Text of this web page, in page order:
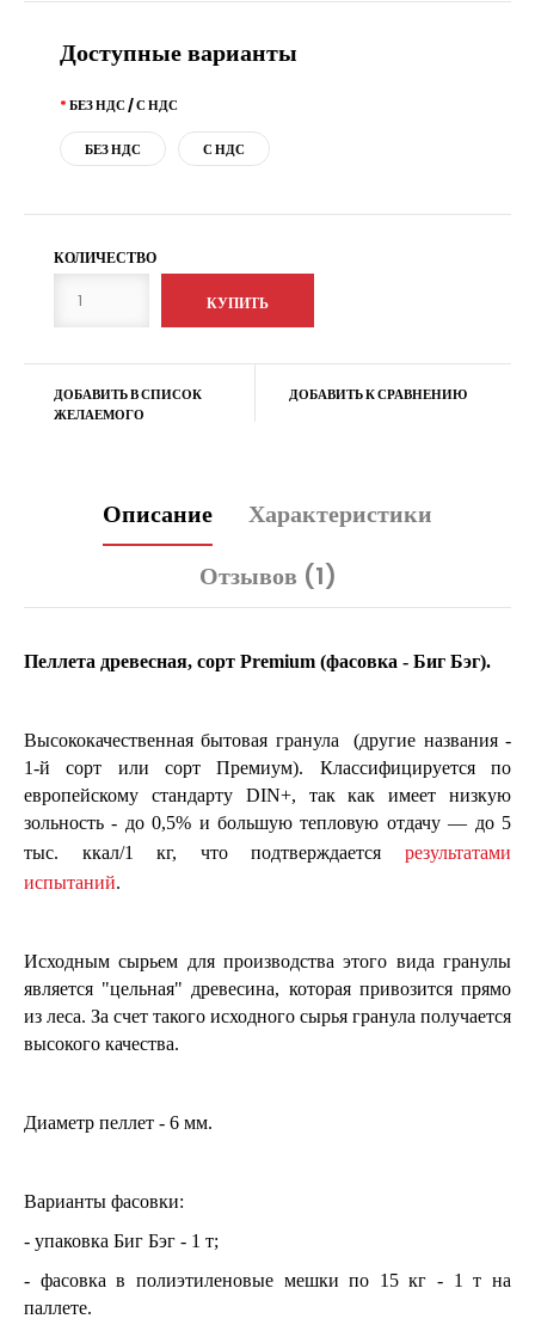
Доступные варианты
БЕЗ НДС / С НДС
БЕЗ НДС С НДС
КОЛИЧЕСТВО
ДОБАВИТЬ В СПИСОК
ЖЕЛАЕМОГО
ДОБАВИТЬ К СРАВНЕНИЮ
Описание
Характеристики
Отзывов (1)
Пеллета древесная, сорт Premium (фасовка - Биг Бэг).
Высококачественная бытовая гранула
(другие названия -
1-й сорт или сорт Премиум). Классифицируется по
европейскому стандарту DIN+, так как имеет низкую
зольность - до 0,5% и большую тепловую отдачу — до 5
тыс. ккал/1 кг, что подтверждается результатами
испытаний.
Исходным сырьем для производства этого вида гранулы
является "цельная" древесина, которая привозится прямо
из леса. За счет такого исходного сырья гранула получается
высокого качества.
Диаметр пеллет - 6 мм.
Варианты фасовки:
- упаковка Биг Бэг - 1 т;
- фасовка в полиэтиленовые мешки по 15 кг - 1 т на
паллете.